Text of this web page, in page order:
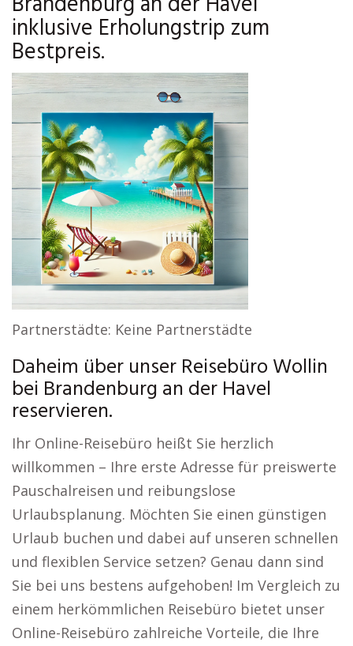
inklusive Erholungstrip zum
Bestpreis.
Partnerstädte: Keine Partnerstädte
Daheim über unser Reisebüro Wollin
bei Brandenburg an der Havel
reservieren.
Ihr Online-Reisebüro heißt Sie herzlich
willkommen – Ihre erste Adresse für preiswerte
Pauschalreisen und reibungslose
Urlaubsplanung. Möchten Sie einen günstigen
Urlaub buchen und dabei auf unseren schnellen
und flexiblen Service setzen? Genau dann sind
Sie bei uns bestens aufgehoben! Im Vergleich zu
einem herkömmlichen Reisebüro bietet unser
Online-Reisebüro zahlreiche Vorteile, die Ihre